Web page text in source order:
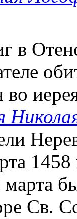
в
1458
Св.